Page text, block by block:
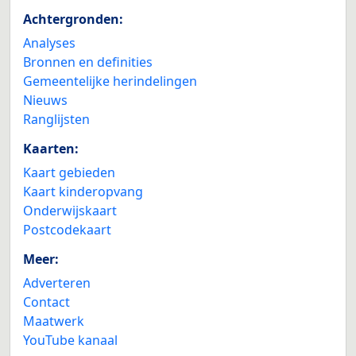
Achtergronden:
Analyses
Bronnen en definities
Gemeentelijke herindelingen
Nieuws
Ranglijsten
Kaarten:
Kaart gebieden
Kaart kinderopvang
Onderwijskaart
Postcodekaart
Meer:
Adverteren
Contact
Maatwerk
YouTube kanaal